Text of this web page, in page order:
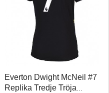
Everton Dwight McNeil #7
Replika Tredje Tröja